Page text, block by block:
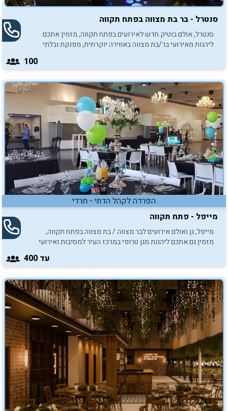
סנטרל - בר בת מצווה בפתח תקווה
סנטרל, אולם בוטיק חדש לאירועים בפתח תקווה, מזמין אתכם
ליהנות מאירועי בר/בת מצווה באווירה יוקרתית, מפנקת ובלתי
100
הפרדה לקהל הדתי - חרדי
מייפל - פתח תקווה
מייפל, גן ואולם אירועים לבר מצווה / בת מצווה בפתח תקווה,
מזמין גם אתכם ליהנות מגן טרופי במרכז העיר למסיבות ואירועי
עד 400